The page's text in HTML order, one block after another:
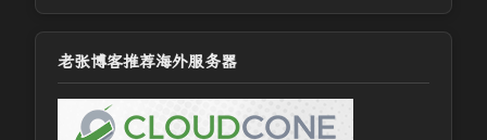
老张博客推荐海外服务器